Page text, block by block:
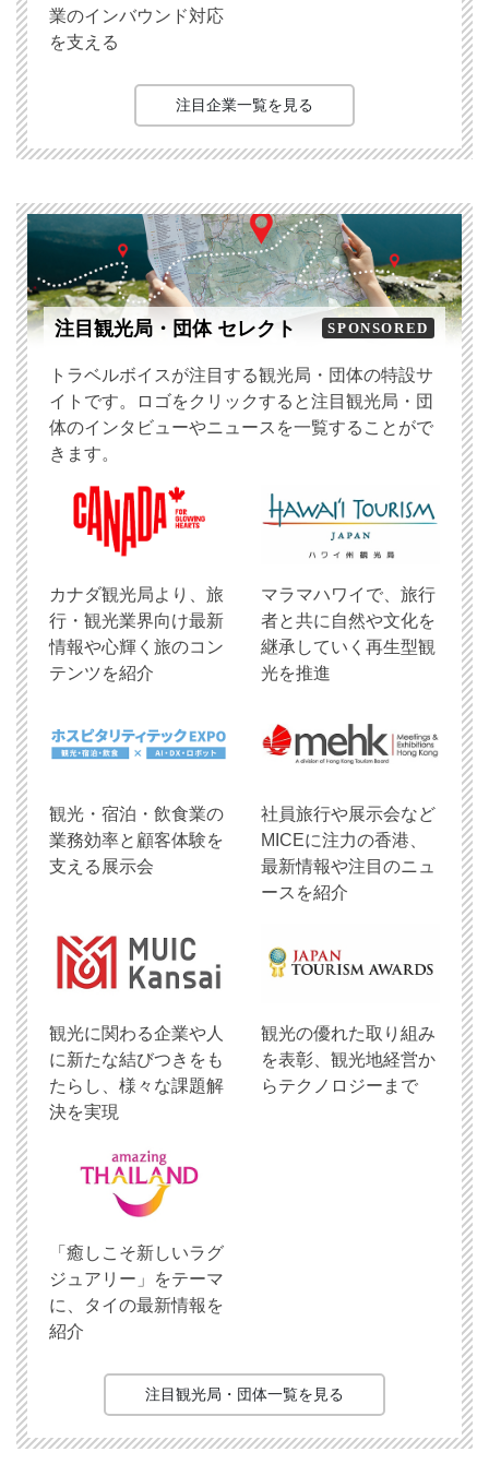
業のインバウンド対応
を支える
注目企業一覧を見る
注目観光局・団体 セレクト SPONSORED
トラベルボイスが注目する観光局・団体の特設サ
イトです。ロゴをクリックすると注目観光局・団
体のインタビューやニュースを一覧することがで
きます。
​カナダ観光局より、旅
行・観光業界向け最新
情報や心輝く旅のコン
テンツを紹介
マラマハワイで、旅行
者と共に自然や文化を
継承していく再生型観
光を推進
観光・宿泊・飲食業の
業務効率と顧客体験を
支える展示会
社員旅行や展示会など
MICEに注力の香港、
最新情報や注目のニュ
ースを紹介
観光に関わる企業や人
に新たな結びつきをも
たらし、様々な課題解
決を実現
観光の優れた取り組み
を表彰、観光地経営か
らテクノロジーまで
「癒しこそ新しいラグ
ジュアリー」をテーマ
に、タイの最新情報を
紹介
注目観光局・団体一覧を見る